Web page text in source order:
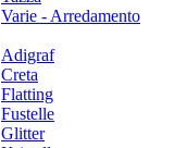
Varie - Arredamento
Adigraf
Creta
Flatting
Fustelle
Glitter